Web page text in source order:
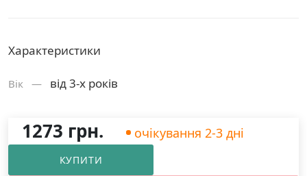
Характеристики
Вік — від 3-х років
1273 грн. очікування 2-3 дні
КУПИТИ